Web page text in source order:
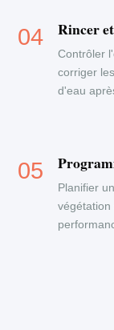
Rincer
Contrôler
corriger
d'eau
Planifier